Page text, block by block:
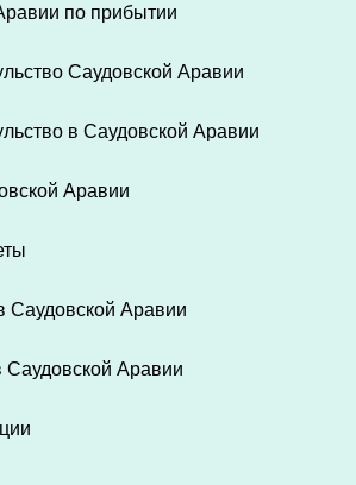
по прибытии
Саудовской Аравии
в Саудовской Аравии
Аравии
Саудовской Аравии
Саудовской Аравии